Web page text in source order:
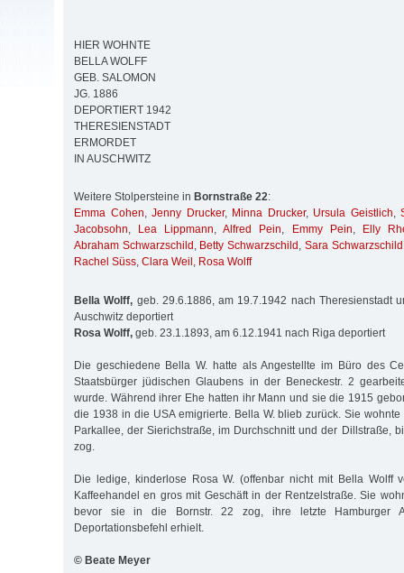
HIER WOHNTE
BELLA WOLFF
GEB. SALOMON
JG. 1886
DEPORTIERT 1942
THERESIENSTADT
ERMORDET
IN AUSCHWITZ
Weitere Stolpersteine in Bornstraße 22:
Emma Cohen, Jenny Drucker, Minna Drucker, Ursula Geistlich,
Jacobsohn, Lea Lippmann,Alfred Pein, Emmy Pein,
Elly
Abraham Schwarzschild , Betty Schwarzschild , Sara Schwarzschild
Rachel Süss, Clara Weil , Rosa Wolff
Bella Wolff, geb. 29.6.1886, am 19.7.1942 nach Theresienstadt
Auschwitz deportiert
Rosa Wolff, geb. 23.1.1893, am 6.12.1941 nach Riga deportiert
Die geschiedene Bella W. hatte als Angestellte im Büro des
Staatsbürger jüdischen Glaubens in der Beneckestr. 2
wurde. Während ihrer Ehe hatten ihr Mann und sie die 1915
die 1938 in die USA emigrierte. Bella W. blieb zurück. Sie
Parkallee, der Sierichstraße, im Durchschnitt und der Dillstraße,
zog.
Die ledige, kinderlose Rosa W. (offenbar nicht mit Bella Wolff
Kaffeehandel en gros mit Geschäft in der Rentzelstraße. Sie
bevor sie in die Bornstr. 22 zog, ihre letzte Hamburger
Deportationsbefehl erhielt.
© Beate Meyer